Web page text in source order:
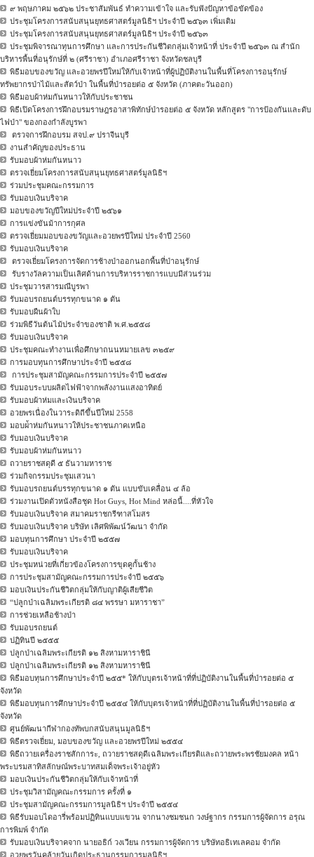
๙ พฤษภาคม ๒๕๖๒ ประชาสัมพันธ์ ทำความเข้าใจ และรับฟังปัญหาข้อขัดข้อง
ประชุมโครงการสนับสนุนยุทธศาสตร์มูลนิธิฯ ประจำปี ๒๕๖๓ เพิ่มเติม
ประชุมโครงการสนับสนุนยุทธศาสตร์มูลนิธิฯ ประจำปี ๒๕๖๓
ประชุมพิจารณาทุนการศึกษา และการประกันชีวิตกลุ่มเจ้าหน้าที่ ประจำปี ๒๕๖๓ ณ สำนัก
บริหารพื้นที่อนุรักษ์ที่ ๒ (ศรีราชา) อำเภอศรีราชา จังหวัดชลบุรี
พิธีมอบของขวัญ และอวยพรปีใหม่ให้กับเจ้าหน้าที่ผู้ปฏิบัติงานในพื้นที่โครงการอนุรักษ์
ทรัพยากรป่าไม้และสัตว์ป่า ในพื้นที่ป่ารอยต่อ ๕ จังหวัด (ภาคตะวันออก)
พิธีมอบผ้าห่มกันหนาวให้กับประชาชน
พิธีเปิดโครงการฝึกอบรมราษฎรอาสาพิทักษ์ป่ารอยต่อ ๕ จังหวัด หลักสูตร "การป้องกันและดับ
ไฟป่า" ของกองกำลังบูรพา
ตรวจการฝึกอบรม สจป.๙ ปราจีนบุรี
งานสำคัญของประธาน
รับมอบผ้าห่มกันหนาว
ตรวจเยี่ยมโครงการสนับสนุนยุทธศาสตร์มูลนิธิฯ
ร่วมประชุมคณะกรรมการ
รับมอบเงินบริจาค
มอบของขวัญปีใหม่ประจำปี ๒๕๖๑
การแข่งขันม้าการกุศล
ตรวจเยี่ยมมอบของขวัญและอวยพรปีใหม่ ประจำปี 2560
รับมอบเงินบริจาค
ตรวจเยี่ยมโครงการจัดการช้างป่าออกนอกพื้นที่ป่าอนุรักษ์
รับรางวัลความเป็นเลิศด้านการบริหารราชการแบบมีส่วนร่วม
ประชุมวารสารมณีบูรพา
รับมอบรถยนต์บรรทุกขนาด ๑ ตัน
รับมอบผืนผ้าใบ
ร่วมพิธีวันต้นไม้ประจำของชาติ พ.ศ.๒๕๕๘
รับมอบเงินบริจาค
ประชุมคณะทำงานเพื่อศึกษาถนนหมายเลข ๓๒๕๙
การมอบทุนการศึกษาประจำปี ๒๕๕๘
การประชุมสามัญคณะกรรมการประจำปี ๒๕๕๗
รับมอบระบบผลิตไฟฟ้าจากพลังงานแสงอาทิตย์
รับมอบผ้าห่มและเงินบริจาค
อวยพรเนื่องในวาระดิถีขึ้นปีใหม่ 2558
มอบผ่้าห่มกันหนาวให้ประชาชนภาคเหนือ
รับมอบเงินบริจาค
รับมอบผ้าห่มกันหนาว
ถวายราชสดุดี ๕ ธันวามหาราช
ร่วมกิจกรรมประชุมเสวนา
รับมอบรถยนต์บรรทุกขนาด ๑ ตัน แบบขับเคลื่อน ๔ ล้อ
ร่วมงานเปิดตัวหนังสือชุด Hot Guys, Hot Mind หล่อนี้....ที่หัวใจ
รับมอบเงินบริจาค สมาคมราชกรีฑาสโมสร
รับมอบเงินบริจาค บริษัท เลิศพิพัฒน์วัฒนา จำกัด
มอบทุนการศึกษา ประจำปี ๒๕๕๗
รับมอบเงินบริจาค
ประชุมหน่วยที่เกี่ยวข้องโครงการขุดคูกั้นช้าง
การประชุมสามัญคณะกรรมการประจำปี ๒๕๕๖
มอบเงินประกันชีวิตกลุ่มให้กับญาติผู้เสียชีวิต
“ปลูกป่าเฉลิมพระเกียรติ ๘๔ พรรษา มหาราชา”
การช่วยเหลือช้างป่า
รับมอบรถยนต์
ปฏิทินปี ๒๕๕๕
ปลูกป่าเฉลิมพระเกียรติ ๑๒ สิงหามหาราชินี
ปลูกป่าเฉลิมพระเกียรติ ๑๒ สิงหามหาราชินี
พิธีมอบทุนการศึกษาประจำปี ๒๕๕* ให้กับบุตรเจ้าหน้าที่ที่ปฏิบัติงานในพื้นที่ป่ารอยต่อ ๕
จังหวัด
พิธีมอบทุนการศึกษาประจำปี ๒๕๕๔ ให้กับบุตรเจ้าหน้าที่ที่ปฏิบัติงานในพื้นที่ป่ารอยต่อ ๕
จังหวัด
ศูนย์พัฒนากีฬากองทัพบกสนับสนุนมูลนิธิฯ
พิธีตรวจเยี่ยม, มอบของขวัญ และอวยพรปีใหม่ ๒๕๕๔
พิธีถวายเครื่องราชสักการะ, ถวายราชสดุดีเฉลิมพระเกียรติและถวายพระพรชัยมงคล หน้า
พระบรมสาทิสลักษณ์พระบาทสมเด็จพระเจ้าอยู่หัว
มอบเงินประกันชีวิตกลุ่มให้กับเจ้าหน้าที่
ประชุมวิสามัญคณะกรรมการ ครั้งที่ ๑
ประชุมสามัญคณะกรรมการมูลนิธิฯ ประจำปี ๒๕๕๔
พิธีรับมอบไดอารี่พร้อมปฏิทินแบบแขวน จากนางชมชนก วงษ์ฐากร กรรมการผู้จัดการ อรุณ
การพิมพ์ จำกัด
รับมอบเงินบริจาคจาก นายอธิก์ วงเวียน กรรมการผู้จัดการ บริษัทอธิเทเลคอม จำกัด
อวยพรวันคล้ายวันเกิดประธานกรรมการมูลนิธิฯ